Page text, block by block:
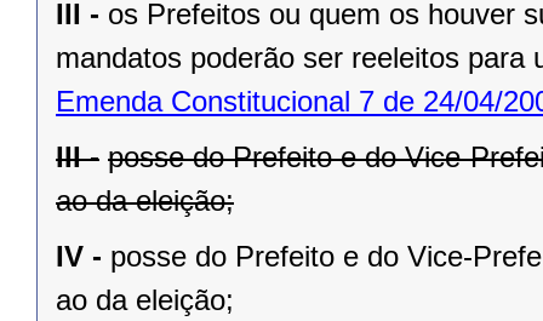
III - os Prefeitos ou quem os houver
mandatos poderão ser reeleitos para
Emenda Constitucional 7 de 24/04/
III - posse do Prefeito e do Vice-
ao da eleição;
IV - posse do Prefeito e do Vice-
ao da eleição;